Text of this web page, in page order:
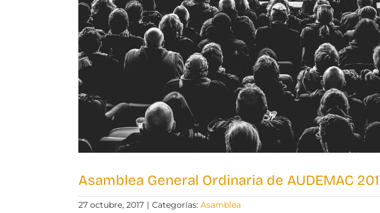
Asamblea General Ordinaria de AUDEMAC
27 octubre, 2017 | Categorías:Asamblea